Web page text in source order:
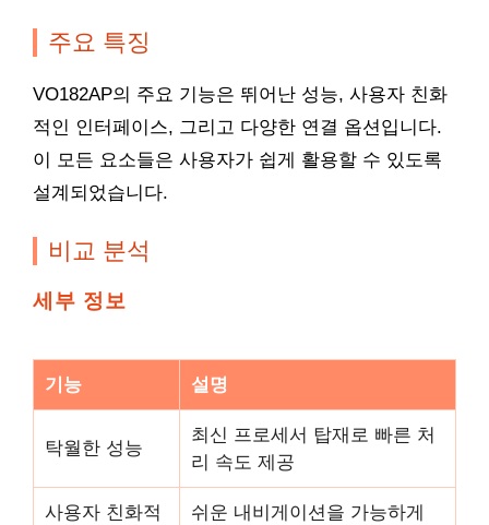
주요 특징
VO182AP의 주요 기능은 뛰어난 성능, 사용자 친화
적인 인터페이스, 그리고 다양한 연결 옵션입니다.
이 모든 요소들은 사용자가 쉽게 활용할 수 있도록
설계되었습니다.
비교 분석
세부 정보
기능 설명
탁월한 성능
최신 프로세서 탑재로 빠른 처
리 속도 제공
사용자 친화적
쉬운 내비게이션을 가능하게